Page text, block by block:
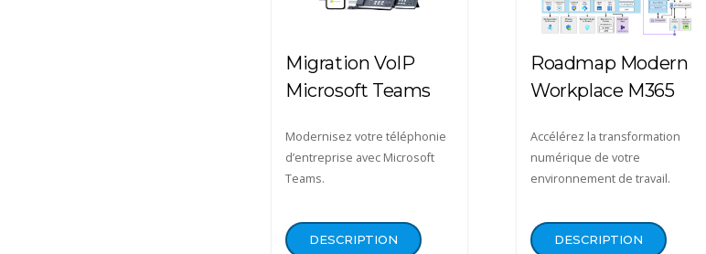
Migration VoIP
Microsoft Teams
Modernisez votre téléphonie
d’entreprise avec Microsoft
Teams.
DESCRIPTION
Roadmap Modern
Workplace M365
Accélérez la transformation
numérique de votre
environnement de travail.
DESCRIPTION